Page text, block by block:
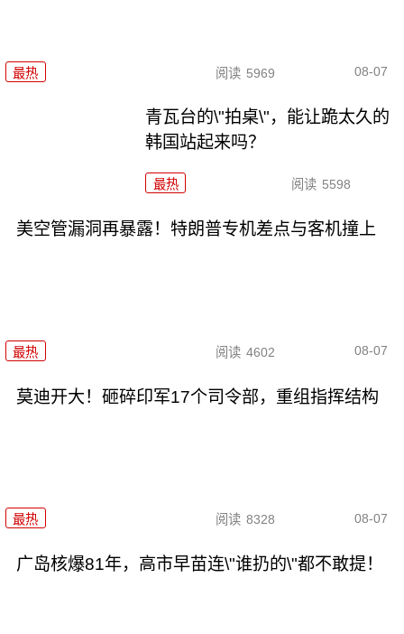
最热 阅读 5969 08-07
青瓦台的\"拍桌\"，能让跪太久的
韩国站起来吗？
最热 阅读 5598
美空管漏洞再暴露！特朗普专机差点与客机撞上
最热 阅读 4602 08-07
莫迪开大！砸碎印军17个司令部，重组指挥结构
最热 阅读 8328 08-07
广岛核爆81年，高市早苗连\"谁扔的\"都不敢提！